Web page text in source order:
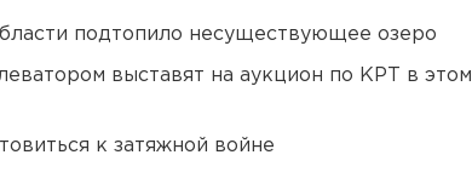
подтопило несуществующее озеро
выставят на аукцион по КРТ в этом
к затяжной войне